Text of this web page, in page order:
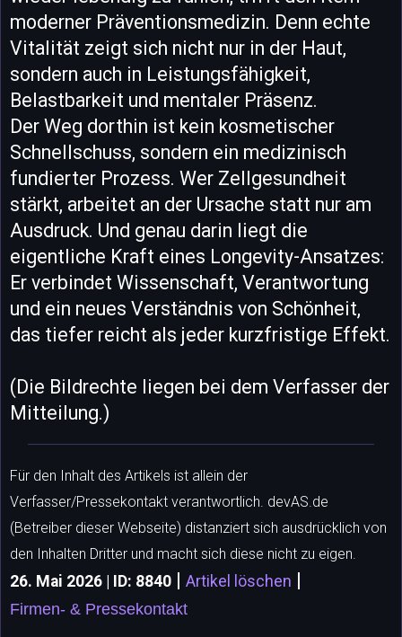
moderner Präventionsmedizin. Denn echte
Vitalität zeigt sich nicht nur in der Haut,
sondern auch in Leistungsfähigkeit,
Belastbarkeit und mentaler Präsenz.
Der Weg dorthin ist kein kosmetischer
Schnellschuss, sondern ein medizinisch
fundierter Prozess. Wer Zellgesundheit
stärkt, arbeitet an der Ursache statt nur am
Ausdruck. Und genau darin liegt die
eigentliche Kraft eines Longevity-Ansatzes:
Er verbindet Wissenschaft, Verantwortung
und ein neues Verständnis von Schönheit,
das tiefer reicht als jeder kurzfristige Effekt.
(Die Bildrechte liegen bei dem Verfasser der
Mitteilung.)
Für den Inhalt des Artikels ist allein der
Verfasser/Pressekontakt verantwortlich. devAS.de
(Betreiber dieser Webseite) distanziert sich ausdrücklich von
den Inhalten Dritter und macht sich diese nicht zu eigen.
26. Mai 2026 | ID: 8840 | Artikel löschen |
Firmen- & Pressekontakt